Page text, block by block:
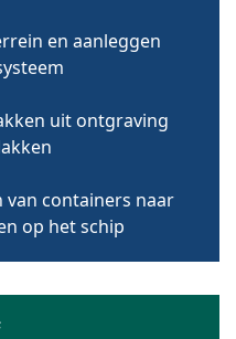
en aanleggen
uit ontgraving
van containers naar
op het schip